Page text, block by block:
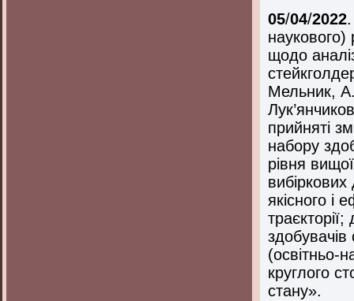
05/04/2022
наукового)
щодо
Мельник,
прийняті
набору
рівня
якісного і
(освітньо-
круглого
стану».